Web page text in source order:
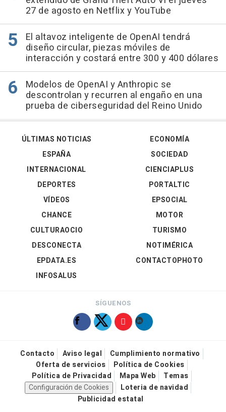
27 de agosto en Netflix y YouTube
El altavoz inteligente de OpenAI tendrá
diseño circular, piezas móviles de
interacción y costará entre 300 y 400 dólares
Modelos de OpenAI y Anthropic se
descontrolan y recurren al engaño en una
prueba de ciberseguridad del Reino Unido
ÚLTIMAS NOTICIAS
ESPAÑA
INTERNACIONAL
DEPORTES
VÍDEOS
ECONOMÍA
SOCIEDAD
CIENCIAPLUS
PORTALTIC
EPSOCIAL
CHANCE
CULTURAOCIO
DESCONECTA
EPDATA.ES
INFOSALUS
MOTOR
TURISMO
NOTIMÉRICA
CONTACTOPHOTO
SÍGUENOS
Contacto Aviso legal
Cumplimiento normativo
Oferta de servicios
Política de Cookies
Política de Privacidad
Mapa Web
Temas
Configuración de Cookies
Loteria de navidad
Publicidad estatal